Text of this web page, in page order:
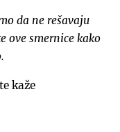
da ne rešavaju
ove smernice kako
kaže